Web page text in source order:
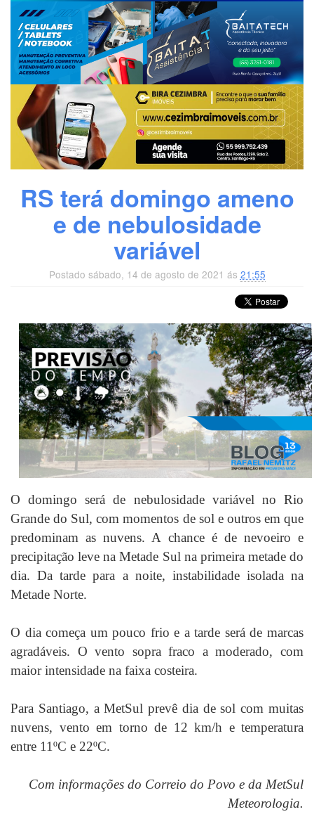
RS terá domingo ameno
e de nebulosidade
variável
Postado sábado, 14 de agosto de 2021 ás 21:55
O domingo será de nebulosidade variável no Rio
Grande do Sul, com momentos de sol e outros em que
predominam as nuvens. A chance é de nevoeiro e
precipitação leve na Metade Sul na primeira metade do
dia. Da tarde para a noite, instabilidade isolada na
Metade Norte.
O dia começa um pouco frio e a tarde será de marcas
agradáveis. O vento sopra fraco a moderado, com
maior intensidade na faixa costeira.
Para Santiago, a MetSul prevê dia de sol com muitas
nuvens, vento em torno de 12 km/h e temperatura
entre 11ºC e 22ºC.
Com informações do Correio do Povo e da MetSul
Meteorologia.